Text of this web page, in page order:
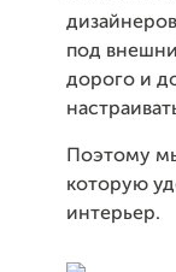
под
дорого и
Поэтому
которую
интерьер.